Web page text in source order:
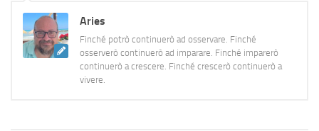
Aries
Finché potrò continuerò ad osservare. Finché
osserverò continuerò ad imparare. Finché imparerò
continuerò a crescere. Finché crescerò continuerò a
vivere.